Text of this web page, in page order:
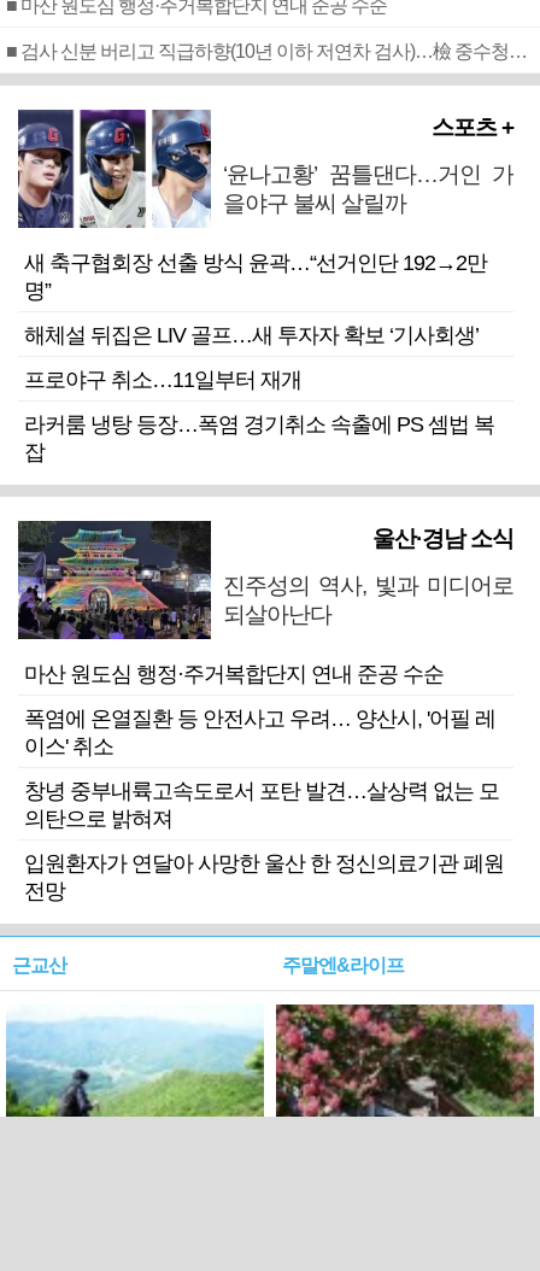
■ 마산 원도심 행정·주거복합단지 연내 준공 수순
■ 검사 신분 버리고 직급하향(10년 이하 저연차 검사)…檢 중수청행 기피
스포츠 +
‘윤나고황’ 꿈틀댄다…거인 가
을야구 불씨 살릴까
새 축구협회장 선출 방식 윤곽…“선거인단 192→2만
명”
해체설 뒤집은 LIV 골프…새 투자자 확보 ‘기사회생’
프로야구 취소…11일부터 재개
라커룸 냉탕 등장…폭염 경기취소 속출에 PS 셈법 복
잡
울산·경남 소식
진주성의 역사, 빛과 미디어로
되살아난다
마산 원도심 행정·주거복합단지 연내 준공 수순
폭염에 온열질환 등 안전사고 우려… 양산시, '어필 레
이스' 취소
창녕 중부내륙고속도로서 포탄 발견…살상력 없는 모
의탄으로 밝혀져
입원환자가 연달아 사망한 울산 한 정신의료기관 폐원
전망
근교산 주말엔&라이프